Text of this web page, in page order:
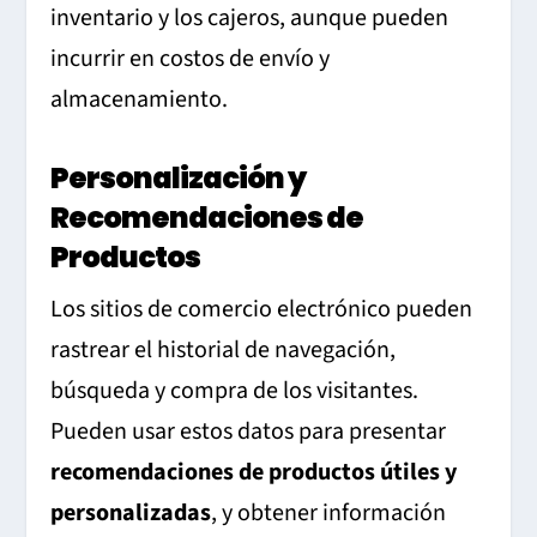
inventario y los cajeros, aunque pueden
incurrir en costos de envío y
almacenamiento.
Personalización y
Recomendaciones de
Productos
Los sitios de comercio electrónico pueden
rastrear el historial de navegación,
búsqueda y compra de los visitantes.
Pueden usar estos datos para presentar
recomendaciones de productos útiles y
personalizadas, y obtener información